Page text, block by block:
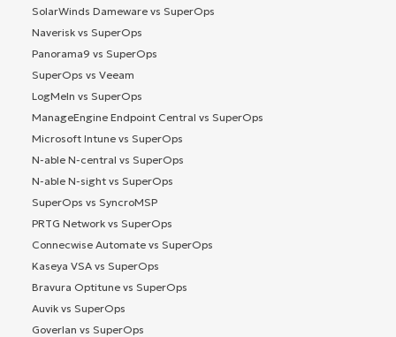
SolarWinds Dameware vs SuperOps
Naverisk vs SuperOps
Panorama9 vs SuperOps
SuperOps vs Veeam
LogMeIn vs SuperOps
ManageEngine Endpoint Central vs SuperOps
Microsoft Intune vs SuperOps
N-able N-central vs SuperOps
N-able N-sight vs SuperOps
SuperOps vs SyncroMSP
PRTG Network vs SuperOps
Connecwise Automate vs SuperOps
Kaseya VSA vs SuperOps
Bravura Optitune vs SuperOps
Auvik vs SuperOps
Goverlan vs SuperOps